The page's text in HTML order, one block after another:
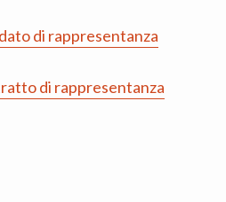
di rappresentanza
di rappresentanza